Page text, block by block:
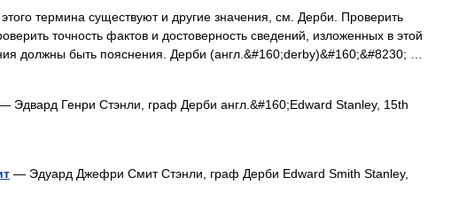
термина существуют и другие значения, см. Дерби. Проверить
точность фактов и достоверность сведений, изложенных в этой
должны быть пояснения. Дерби (англ.&#160;derby)&#160;&#8230; …
Эдвард Генри Стэнли, граф Дерби англ.&#160;Edward Stanley, 15th
— Эдуард Джефри Смит Стэнли, граф Дерби Edward Smith Stanley,